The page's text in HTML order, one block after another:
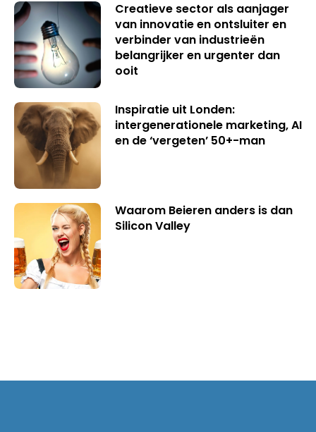
Creatieve sector als aanjager
van innovatie en ontsluiter en
verbinder van industrieën
belangrijker en urgenter dan
ooit
Inspiratie uit Londen:
intergenerationele marketing, AI
en de ‘vergeten’ 50+-man
Waarom Beieren anders is dan
Silicon Valley